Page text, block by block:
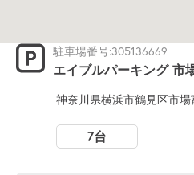
駐車場番号:305136669
エイブルパーキング 市
神奈川県横浜市鶴見区市
7台